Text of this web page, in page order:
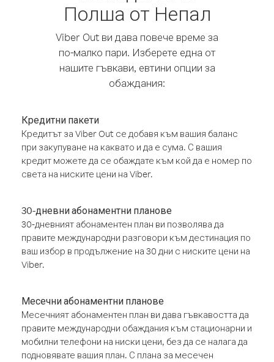
Полша от Непал
Viber Out ви дава повече време за
по-малко пари. Изберете една от
нашите гъвкави, евтини опции за
обаждания:
Кредитни пакети
Кредитът за Viber Out се добавя към вашия баланс
при закупуване на каквато и да е сума. С вашия
кредит можете да се обаждате към кой да е номер по
света на ниските цени на Viber.
30-дневни абонаментни планове
30-дневният абонаментен план ви позволява да
правите международни разговори към дестинация по
ваш избор в продължение на 30 дни с ниските цени на
Viber.
Месечни абонаментни планове
Месечният абонаментен план ви дава гъвкавостта да
правите международни обаждания към стационарни и
мобилни телефони на ниски цени, без да се налага да
подновявате вашия план. С плана за месечен